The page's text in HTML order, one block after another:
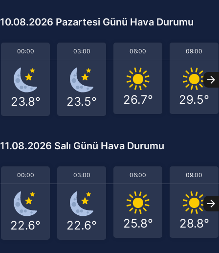
10.08.2026 Pazartesi Günü Hava Durumu
00:00
23.8°
03:00
23.5°
06:00
26.7°
09:00
29.5°
11.08.2026 Salı Günü Hava Durumu
00:00
22.6°
03:00
22.6°
06:00
25.8°
09:00
28.8°